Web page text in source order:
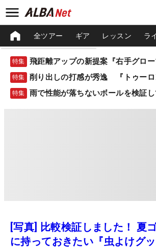
全ツアー ギア レッスン ラ
特集
特集 削り出しの打感が秀逸 『トゥーロ
特集 雨で性能が落ちないボールを検証し
[写真] 比較検証しました！ 夏
に持っておきたい『虫よけグッ